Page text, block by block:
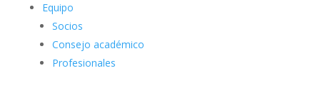
Equipo
Socios
Consejo académico
Profesionales